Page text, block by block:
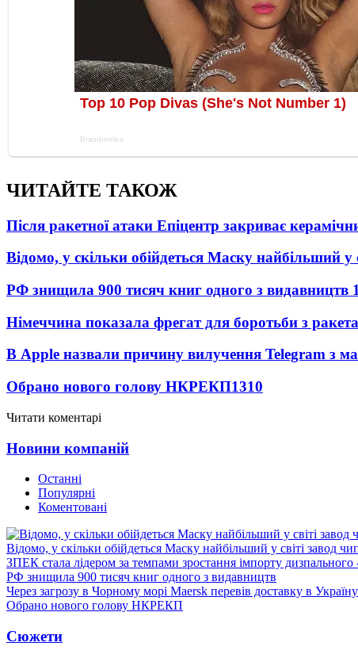
ЧИТАЙТЕ ТАКОЖ
Після ракетної атаки Епіцентр закриває
Відомо, у скільки обійдеться Маску найбільший у
РФ знищила 900 тисяч книг одного з видавництв
Німеччина показала фрегат для боротьби з
В Apple назвали причину вилучення Telegram з
Обрано нового голову НКРЕКП1310
Читати коментарі
Новини компаній
Останні
Популярні
Коментовані
Відомо, у скільки обійдеться Маску найбільший у світі завод
ЗПЕК стала лідером за темпами зростання імпорту
РФ знищила 900 тисяч книг одного з видавництв
Через загрозу в Чорному морі Maersk перевів доставку в
Обрано нового голову НКРЕКП
Сюжети